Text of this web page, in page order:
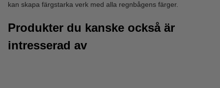
kan skapa färgstarka verk med alla regnbågens färger.
Produkter du kanske också är
intresserad av